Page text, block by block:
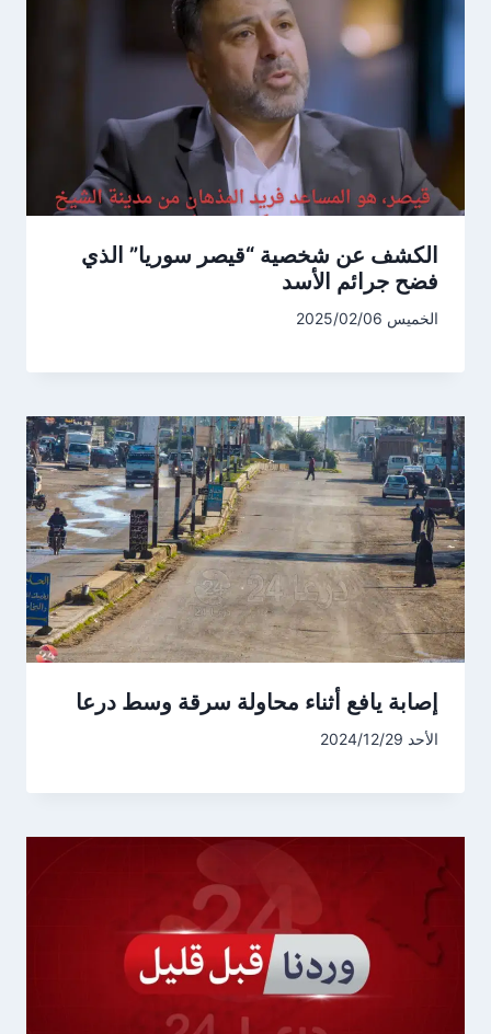
الكشف عن شخصية “قيصر سوريا” الذي
فضح جرائم الأسد
الخميس 2025/02/06
إصابة يافع أثناء محاولة سرقة وسط درعا
الأحد 2024/12/29